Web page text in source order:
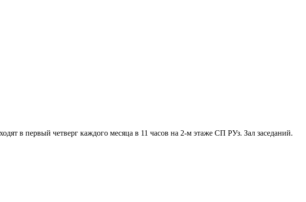
в первый четверг каждого месяца в 11 часов на 2-м этаже СП РУз. Зал заседаний.